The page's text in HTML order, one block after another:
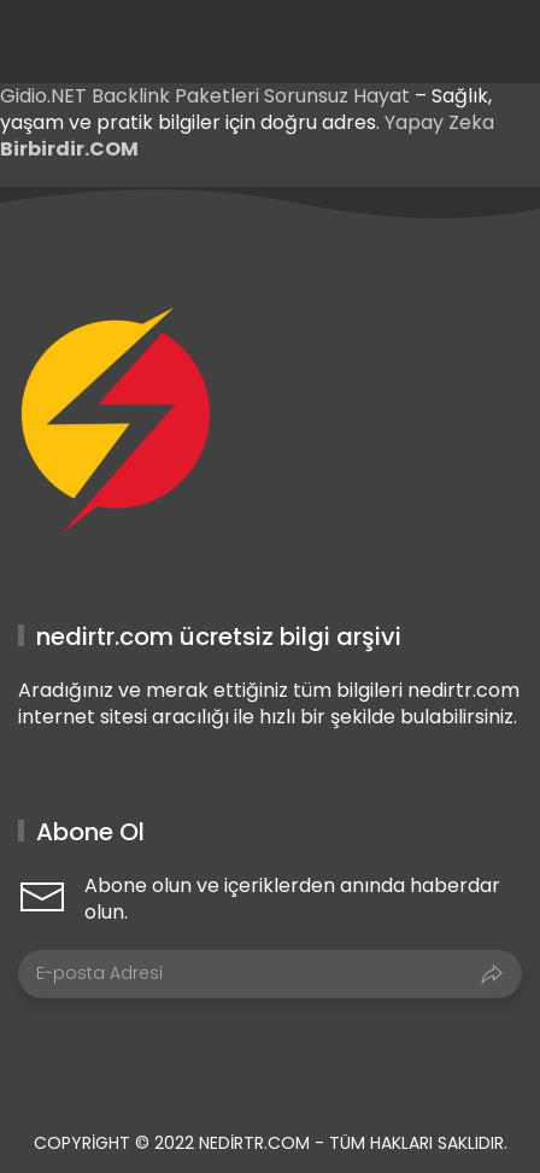
Gidio.NET Backlink Paketleri Sorunsuz Hayat – Sağlık,
yaşam ve pratik bilgiler için doğru adres. Yapay Zeka
Birbirdir.COM
nedirtr.com ücretsiz bilgi arşivi
Aradığınız ve merak ettiğiniz tüm bilgileri nedirtr.com
internet sitesi aracılığı ile hızlı bir şekilde bulabilirsiniz.
Abone Ol
Abone olun ve içeriklerden anında haberdar
olun.
COPYRIGHT © 2022 NEDIRTR.COM - TÜM HAKLARI SAKLIDIR.